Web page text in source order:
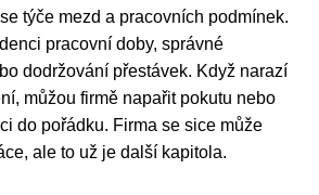
týče mezd a pracovních podmínek.
pracovní doby, správné
dodržování přestávek. Když narazí
můžou firmě napařit pokutu nebo
do pořádku. Firma se sice může
ale to už je další kapitola.